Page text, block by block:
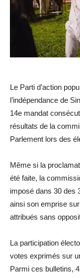
Le Parti d’action
l’indépendance de
14e mandat
résultats de la
Parlement lors des
Même si la
été faite, la
imposé dans 30 des
ainsi son emprise
attribués sans
La participation
votes exprimés sur
Parmi ces bulletins,